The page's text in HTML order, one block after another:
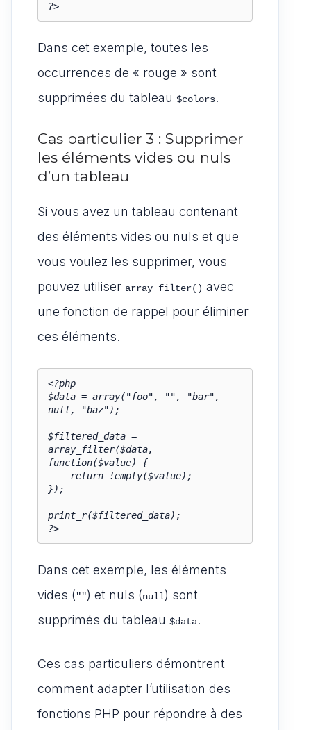
?>
Dans cet exemple, toutes les
occurrences de « rouge » sont
supprimées du tableau $colors.
Cas particulier 3 : Supprimer
les éléments vides ou nuls
d’un tableau
Si vous avez un tableau contenant
des éléments vides ou nuls et que
vous voulez les supprimer, vous
pouvez utiliser array_filter() avec
une fonction de rappel pour éliminer
ces éléments.
<?php
$data = array("foo", "", "bar",
null, "baz");
$filtered_data =
array_filter($data,
function($value) {
});
print_r($filtered_data);
?>
Dans cet exemple, les éléments
vides ("") et nuls (null) sont
supprimés du tableau $data.
Ces cas particuliers démontrent
comment adapter l’utilisation des
fonctions PHP pour répondre à des